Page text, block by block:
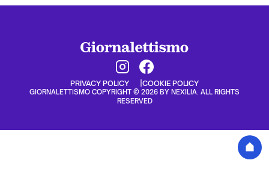
PRIVACY POLICY COOKIE POLICY
GIORNALETTISMO COPYRIGHT © 2026 BY NEXILIA. ALL RIGHTS
RESERVED